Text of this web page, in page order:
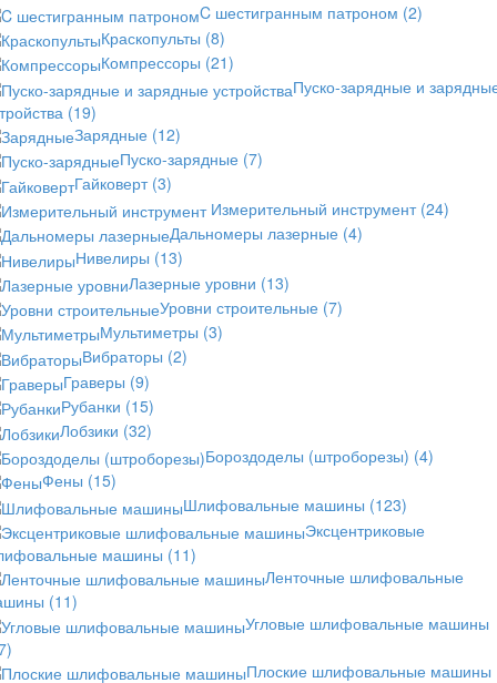
C шестигранным патроном (2)
Краскопульты (8)
Компрессоры (21)
Пуско-зарядные и
(19)
Зарядные (12)
Пуско-зарядные (7)
Гайковерт (3)
Измерительный инструмент (24)
Дальномеры лазерные (4)
Нивелиры (13)
Лазерные уровни (13)
Уровни строительные (7)
Мультиметры (3)
Вибраторы (2)
Граверы (9)
Рубанки (15)
Лобзики (32)
Бороздоделы (штроборезы) (4)
Фены (15)
Шлифовальные машины (123)
Эксцентриковые
машины (11)
Ленточные шлифовальные
(11)
Угловые шлифовальные машины
Плоские шлифовальные машины